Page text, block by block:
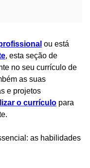
ou está
, esta seção de
no seu currículo de
as suas
e projetos
o currículo para
as habilidades